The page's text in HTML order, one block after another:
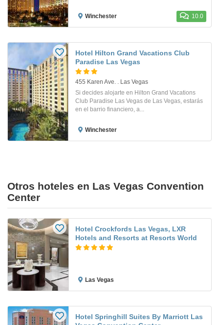
Winchester 10.0
Hotel Hilton Grand Vacations Club
Paradise Las Vegas
455 Karen Ave. . Las Vegas
Si decides alojarte en Hilton Grand Vacations
Club Paradise Las Vegas de Las Vegas, estarás
en el barrio financiero, a...
Winchester
Otros hoteles en Las Vegas Convention
Center
Hotel Crockfords Las Vegas, LXR
Hotels and Resorts at Resorts World
Las Vegas
Hotel Springhill Suites By Marriott Las